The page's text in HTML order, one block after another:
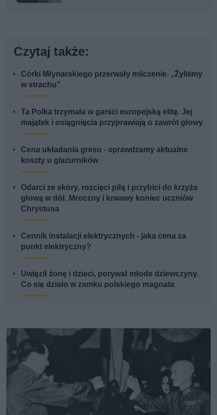
Czytaj także:
Córki Młynarskiego przerwały milczenie. „Żyliśmy
w strachu”
Ta Polka trzymała w garści europejską elitę. Jej
majątek i osiągnięcia przyprawiają o zawrót głowy
Cena układania gresu - sprawdzamy aktualne
koszty u glazurników
Odarci ze skóry, rozcięci piłą i przybici do krzyża
głową w dół. Mroczny i krwawy koniec uczniów
Chrystusa
Cennik instalacji elektrycznych - jaka cena za
punkt elektryczny?
Uwięził żonę i dzieci, porywał młode dziewczyny.
Co się działo w zamku polskiego magnata